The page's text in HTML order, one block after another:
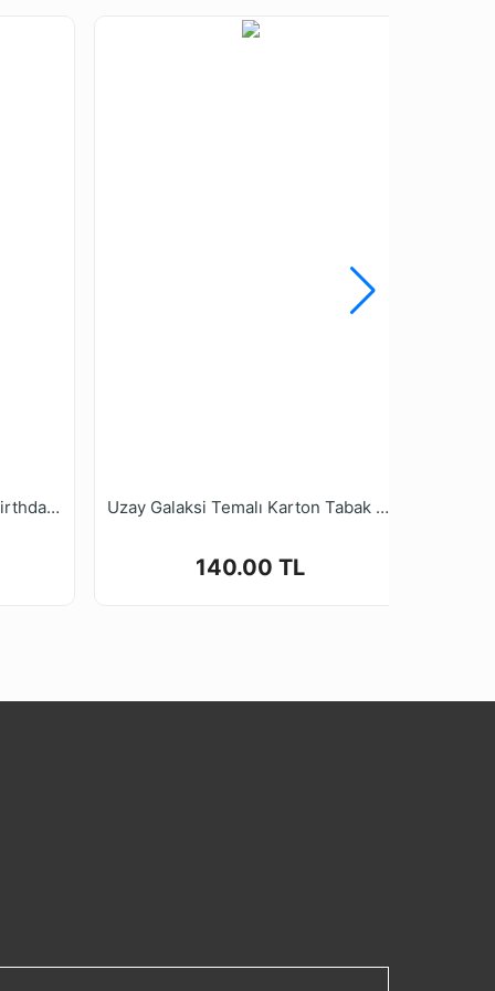
Uzay Galaksi Temalı Happy Birthday Yazılı Folyo Balon 18 inç 45 cm Uzay Galaksi Temalı Karton Tabak Bardak 8'li
140.00 TL